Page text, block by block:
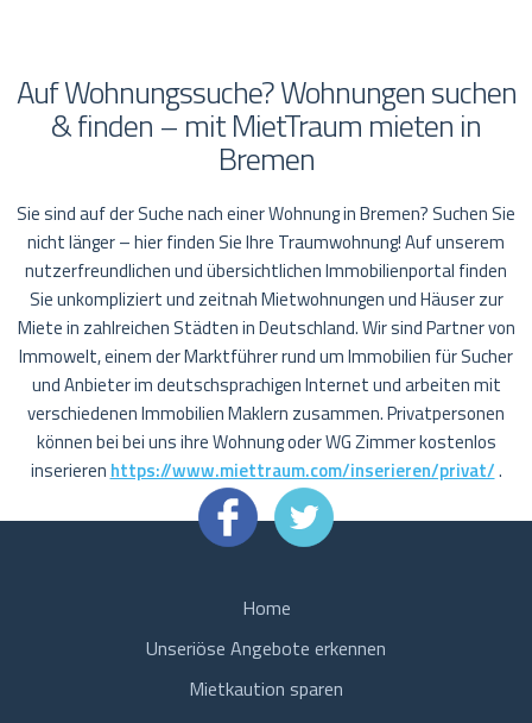
Auf Wohnungssuche? Wohnungen suchen
& finden – mit MietTraum mieten in
Bremen
Sie sind auf der Suche nach einer Wohnung in Bremen? Suchen Sie
nicht länger – hier finden Sie Ihre Traumwohnung! Auf unserem
nutzerfreundlichen und übersichtlichen Immobilienportal finden
Sie unkompliziert und zeitnah Mietwohnungen und Häuser zur
Miete in zahlreichen Städten in Deutschland. Wir sind Partner von
Immowelt, einem der Marktführer rund um Immobilien für Sucher
und Anbieter im deutschsprachigen Internet und arbeiten mit
verschiedenen Immobilien Maklern zusammen. Privatpersonen
können bei bei uns ihre Wohnung oder WG Zimmer kostenlos
inserieren https://www.miettraum.com/inserieren/privat/.
Home
Unseriöse Angebote erkennen
Mietkaution sparen